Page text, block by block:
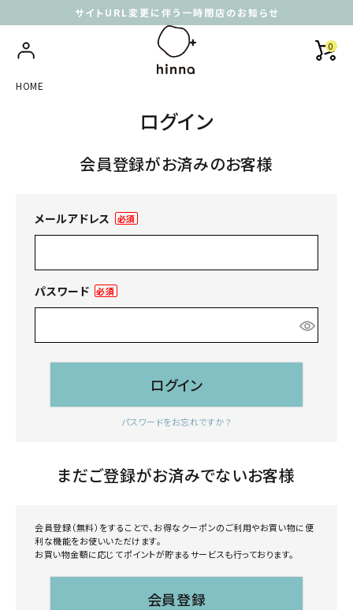
サイトURL変更に伴う一時閉店のお知らせ
0
HOME
ログイン
会員登録がお済みのお客様
メールアドレス
(必
パスワード
(必
ログイン
パスワードをお忘れですか？
まだご登録がお済みでないお客様
会員登録（無料）をすることで、お得なクーポンのご利用やお買い物に便
利な機能をお使いいただけます。
お買い物金額に応じてポイントが貯まるサービスも行っております。
会員登録